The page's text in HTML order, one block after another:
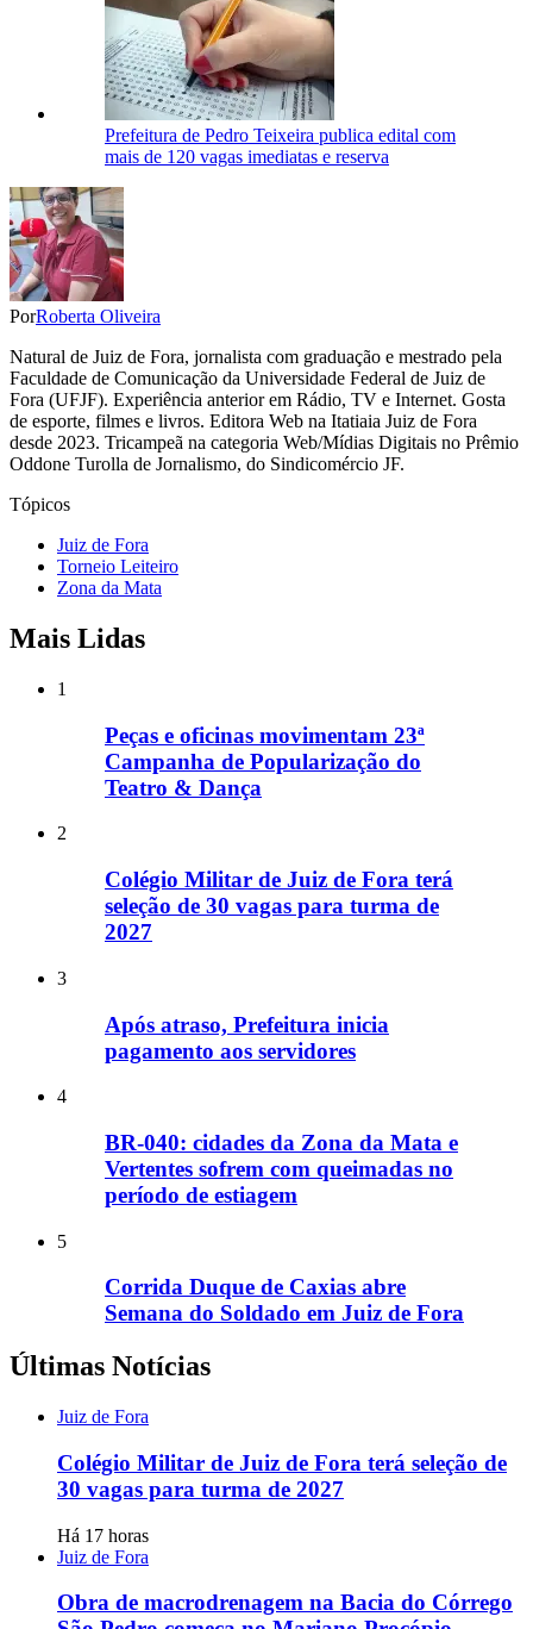
Prefeitura de Pedro Teixeira publica edital com
mais de 120 vagas imediatas e reserva
PorRoberta Oliveira
Natural de Juiz de Fora, jornalista com graduação e mestrado pela
Faculdade de Comunicação da Universidade Federal de Juiz de
Fora (UFJF). Experiência anterior em Rádio, TV e Internet. Gosta
de esporte, filmes e livros. Editora Web na Itatiaia Juiz de Fora
desde 2023. Tricampeã na categoria Web/Mídias Digitais no Prêmio
Oddone Turolla de Jornalismo, do Sindicomércio JF.
Tópicos
Juiz de Fora
Torneio Leiteiro
Zona da Mata
Mais Lidas
1
Peças e oficinas movimentam 23ª
Campanha de Popularização do
Teatro & Dança
2
Colégio Militar de Juiz de Fora terá
seleção de 30 vagas para turma de
2027
3
Após atraso, Prefeitura inicia
pagamento aos servidores
4
BR-040: cidades da Zona da Mata e
Vertentes sofrem com queimadas no
período de estiagem
5
Corrida Duque de Caxias abre
Semana do Soldado em Juiz de Fora
Últimas Notícias
Juiz de Fora
Colégio Militar de Juiz de Fora terá seleção de
30 vagas para turma de 2027
Há 17 horas
Juiz de Fora
Obra de macrodrenagem na Bacia do Córrego